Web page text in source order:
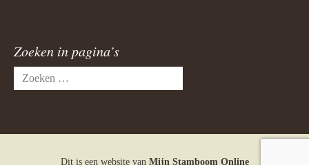
Zoeken in pagina’s
Zoeken
naar:
Dit is een website van Mijn Stamboom Online